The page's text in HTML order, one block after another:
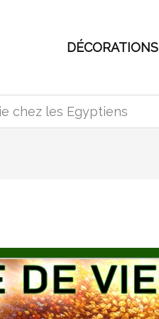
DÉCORATIONS
chez les Egyptiens